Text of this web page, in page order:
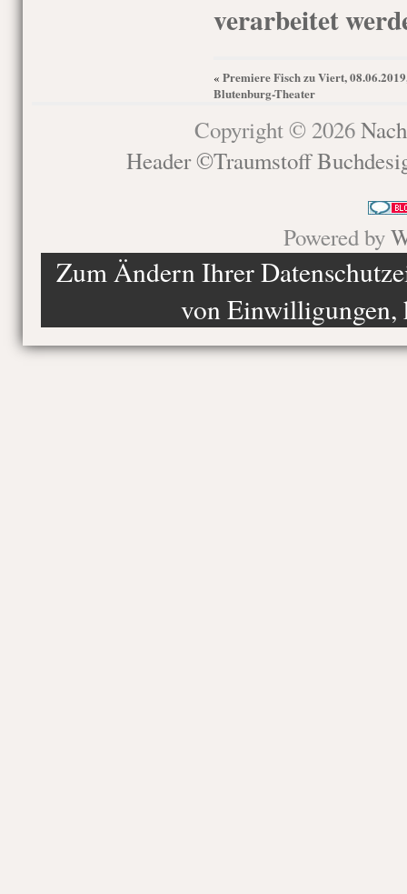
verarbeitet
« Premiere Fisch zu Viert,
Blutenburg-Theater
Copyright © 2026
Header ©Traumstoff
Powered by
Zum Ändern Ihrer
von